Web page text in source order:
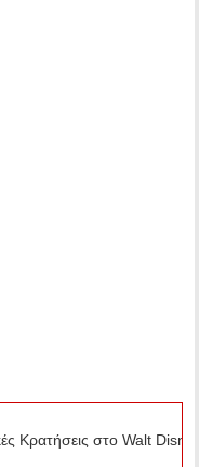
Κρατήσεις στο Walt